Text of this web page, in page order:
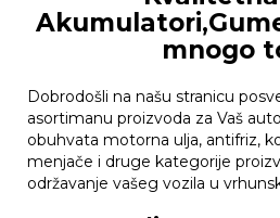
mnogo
Dobrodošli na našu stranicu
asortimanu proizvoda za Vaš
obuhvata motorna ulja, antifriz,
menjače i druge kategorije
održavanje vašeg vozila u